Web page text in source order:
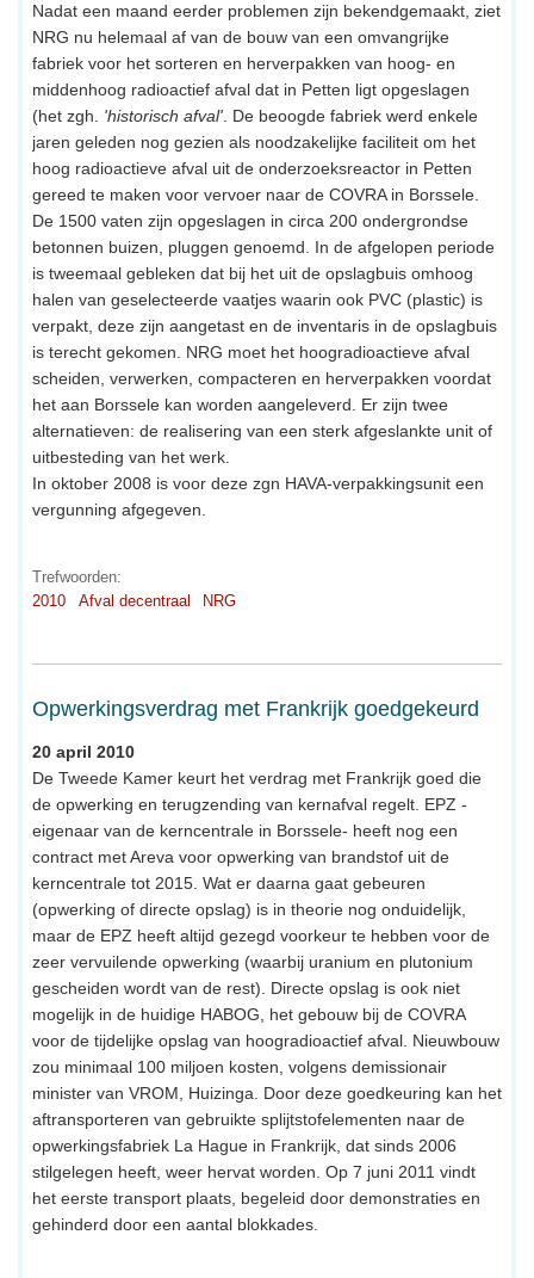
Nadat een maand eerder problemen zijn bekendgemaakt, ziet
NRG nu helemaal af van de bouw van een omvangrijke
fabriek voor het sorteren en herverpakken van hoog- en
middenhoog radioactief afval dat in Petten ligt opgeslagen
(het zgh. 'historisch afval'. De beoogde fabriek werd enkele
jaren geleden nog gezien als noodzakelijke faciliteit om het
hoog radioactieve afval uit de onderzoeksreactor in Petten
gereed te maken voor vervoer naar de COVRA in Borssele.
De 1500 vaten zijn opgeslagen in circa 200 ondergrondse
betonnen buizen, pluggen genoemd. In de afgelopen periode
is tweemaal gebleken dat bij het uit de opslagbuis omhoog
halen van geselecteerde vaatjes waarin ook PVC (plastic) is
verpakt, deze zijn aangetast en de inventaris in de opslagbuis
is terecht gekomen. NRG moet het hoogradioactieve afval
scheiden, verwerken, compacteren en herverpakken voordat
het aan Borssele kan worden aangeleverd. Er zijn twee
alternatieven: de realisering van een sterk afgeslankte unit of
uitbesteding van het werk.
In oktober 2008 is voor deze zgn HAVA-verpakkingsunit een
vergunning afgegeven.
Trefwoorden:
2010
Afval decentraal NRG
Opwerkingsverdrag met Frankrijk goedgekeurd
20 april 2010
De Tweede Kamer keurt het verdrag met Frankrijk goed die
de opwerking en terugzending van kernafval regelt. EPZ -
eigenaar van de kerncentrale in Borssele- heeft nog een
contract met Areva voor opwerking van brandstof uit de
kerncentrale tot 2015. Wat er daarna gaat gebeuren
(opwerking of directe opslag) is in theorie nog onduidelijk,
maar de EPZ heeft altijd gezegd voorkeur te hebben voor de
zeer vervuilende opwerking (waarbij uranium en plutonium
gescheiden wordt van de rest). Directe opslag is ook niet
mogelijk in de huidige HABOG, het gebouw bij de COVRA
voor de tijdelijke opslag van hoogradioactief afval. Nieuwbouw
zou minimaal 100 miljoen kosten, volgens demissionair
minister van VROM, Huizinga. Door deze goedkeuring kan het
aftransporteren van gebruikte splijtstofelementen naar de
opwerkingsfabriek La Hague in Frankrijk, dat sinds 2006
stilgelegen heeft, weer hervat worden. Op 7 juni 2011 vindt
het eerste transport plaats, begeleid door demonstraties en
gehinderd door een aantal blokkades.